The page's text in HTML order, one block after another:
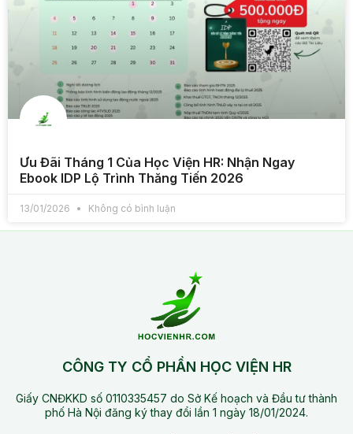
Ưu Đãi Tháng 1 Của Học Viện HR: Nhận Ngay
Ebook IDP Lộ Trình Thăng Tiến 2026
13/01/2026 Không có bình luận
CÔNG TY CỔ PHẦN HỌC VIỆN HR
Giấy CNĐKKD số 0110335457 do Sở Kế hoạch và Đầu tư thành
phố Hà Nội đăng ký thay đổi lần 1 ngày 18/01/2024.